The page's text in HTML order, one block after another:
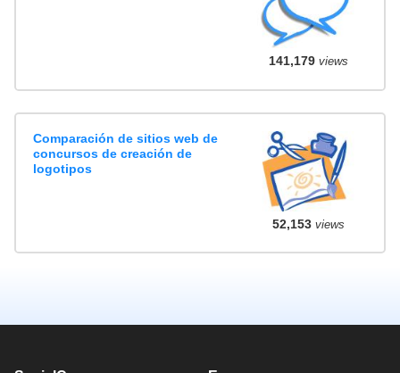
141,179views
Comparación de sitios web de
concursos de creación de
logotipos
52,153views